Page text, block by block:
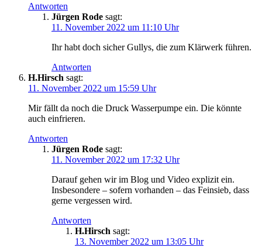
Antworten
Jürgen Rode sagt:
11. November 2022 um 11:10 Uhr
Ihr habt doch sicher Gullys, die zum Klärwerk führen.
Antworten
H.Hirsch sagt:
11. November 2022 um 15:59 Uhr
Mir fällt da noch die Druck Wasserpumpe ein. Die könnte
auch einfrieren.
Antworten
Jürgen Rode sagt:
11. November 2022 um 17:32 Uhr
Darauf gehen wir im Blog und Video explizit ein.
Insbesondere – sofern vorhanden – das Feinsieb, dass
gerne vergessen wird.
Antworten
H.Hirsch sagt:
13. November 2022 um 13:05 Uhr